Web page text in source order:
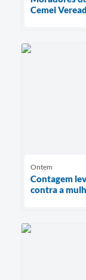
Cemei
Ontem
Contagem
contra a